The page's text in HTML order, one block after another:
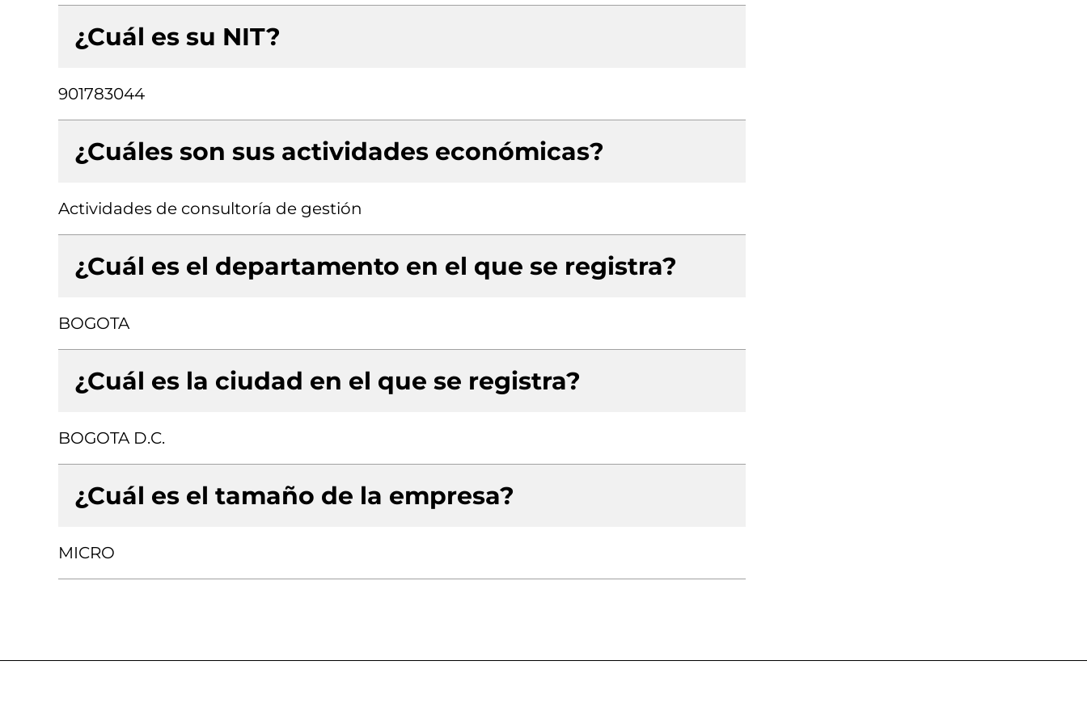
¿Cuál es su NIT?
901783044
¿Cuáles son sus actividades económicas?
Actividades de consultoría de gestión
¿Cuál es el departamento en el que se registra?
BOGOTA
¿Cuál es la ciudad en el que se registra?
BOGOTA D.C.
¿Cuál es el tamaño de la empresa?
MICRO